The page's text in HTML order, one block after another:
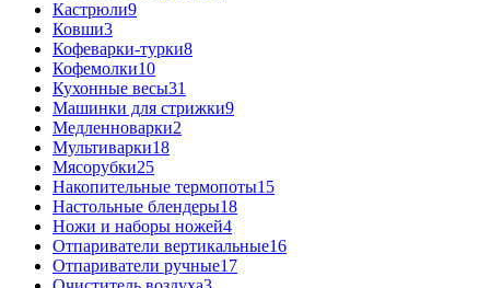
Кастрюли9
Ковши3
Кофеварки-турки8
Кофемолки10
Кухонные весы31
Машинки для стрижки9
Медленноварки2
Мультиварки18
Мясорубки25
Накопительные термопоты15
Настольные блендеры18
Ножи и наборы ножей4
Отпариватели вертикальные16
Отпариватели ручные17